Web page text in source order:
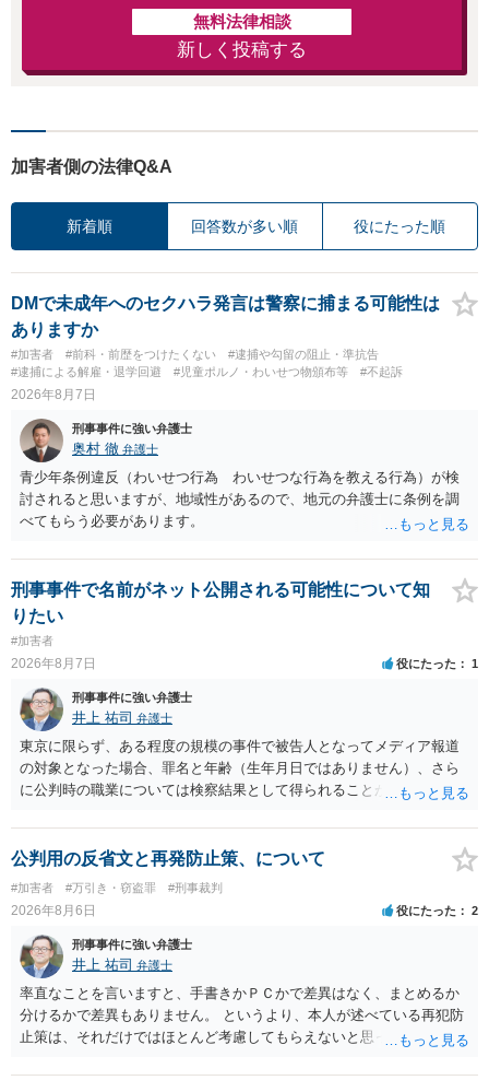
無料法律相談
新しく投稿する
加害者側の法律Q&A
新着順 回答数が多い順 役にたった順
DMで未成年へのセクハラ発言は警察に捕まる可能性は
ありますか
#加害者 #前科・前歴をつけたくない
#逮捕や勾留の阻止・準抗告
#逮捕による解雇・退学回避
#児童ポルノ・わいせつ物頒布等 #不起訴
2026年8月7日
刑事事件に強い弁護士
奥村 徹 弁護士
青少年条例違反（わいせつ行為 わいせつな行為を教える行為）が検
討されると思いますが、地域性があるので、地元の弁護士に条例を調
べてもらう必要があります。
刑事事件で名前がネット公開される可能性について知
りたい
#加害者
2026年8月7日 役にたった 1
刑事事件に強い弁護士
井上 祐司 弁護士
東京に限らず、ある程度の規模の事件で被告人となってメディア報道
の対象となった場合、罪名と年齢（生年月日ではありません）、さら
に公判時の職業については検察結果として得られることが通常です。
公判用の反省文と再発防止策、について
#加害者 #万引き・窃盗罪 #刑事裁判
2026年8月6日 役にたった 2
刑事事件に強い弁護士
井上 祐司 弁護士
率直なことを言いますと、手書きかＰＣかで差異はなく、まとめるか
分けるかで差異もありません。 というより、本人が述べている再犯防
止策は、それだけではほとんど考慮してもらえないと思った方が良い
やカウンセリング・治療の内容 ・利用している再犯防止策（例えば保